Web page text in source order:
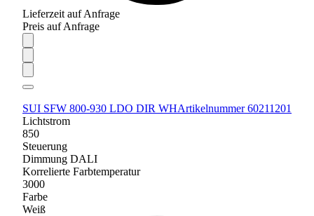
Lieferzeit auf Anfrage
Preis auf Anfrage
SUI SFW 800-930 LDO DIR WHArtikelnummer 60211201
Lichtstrom
850
Steuerung
Dimmung DALI
Korrelierte Farbtemperatur
3000
Farbe
Weiß